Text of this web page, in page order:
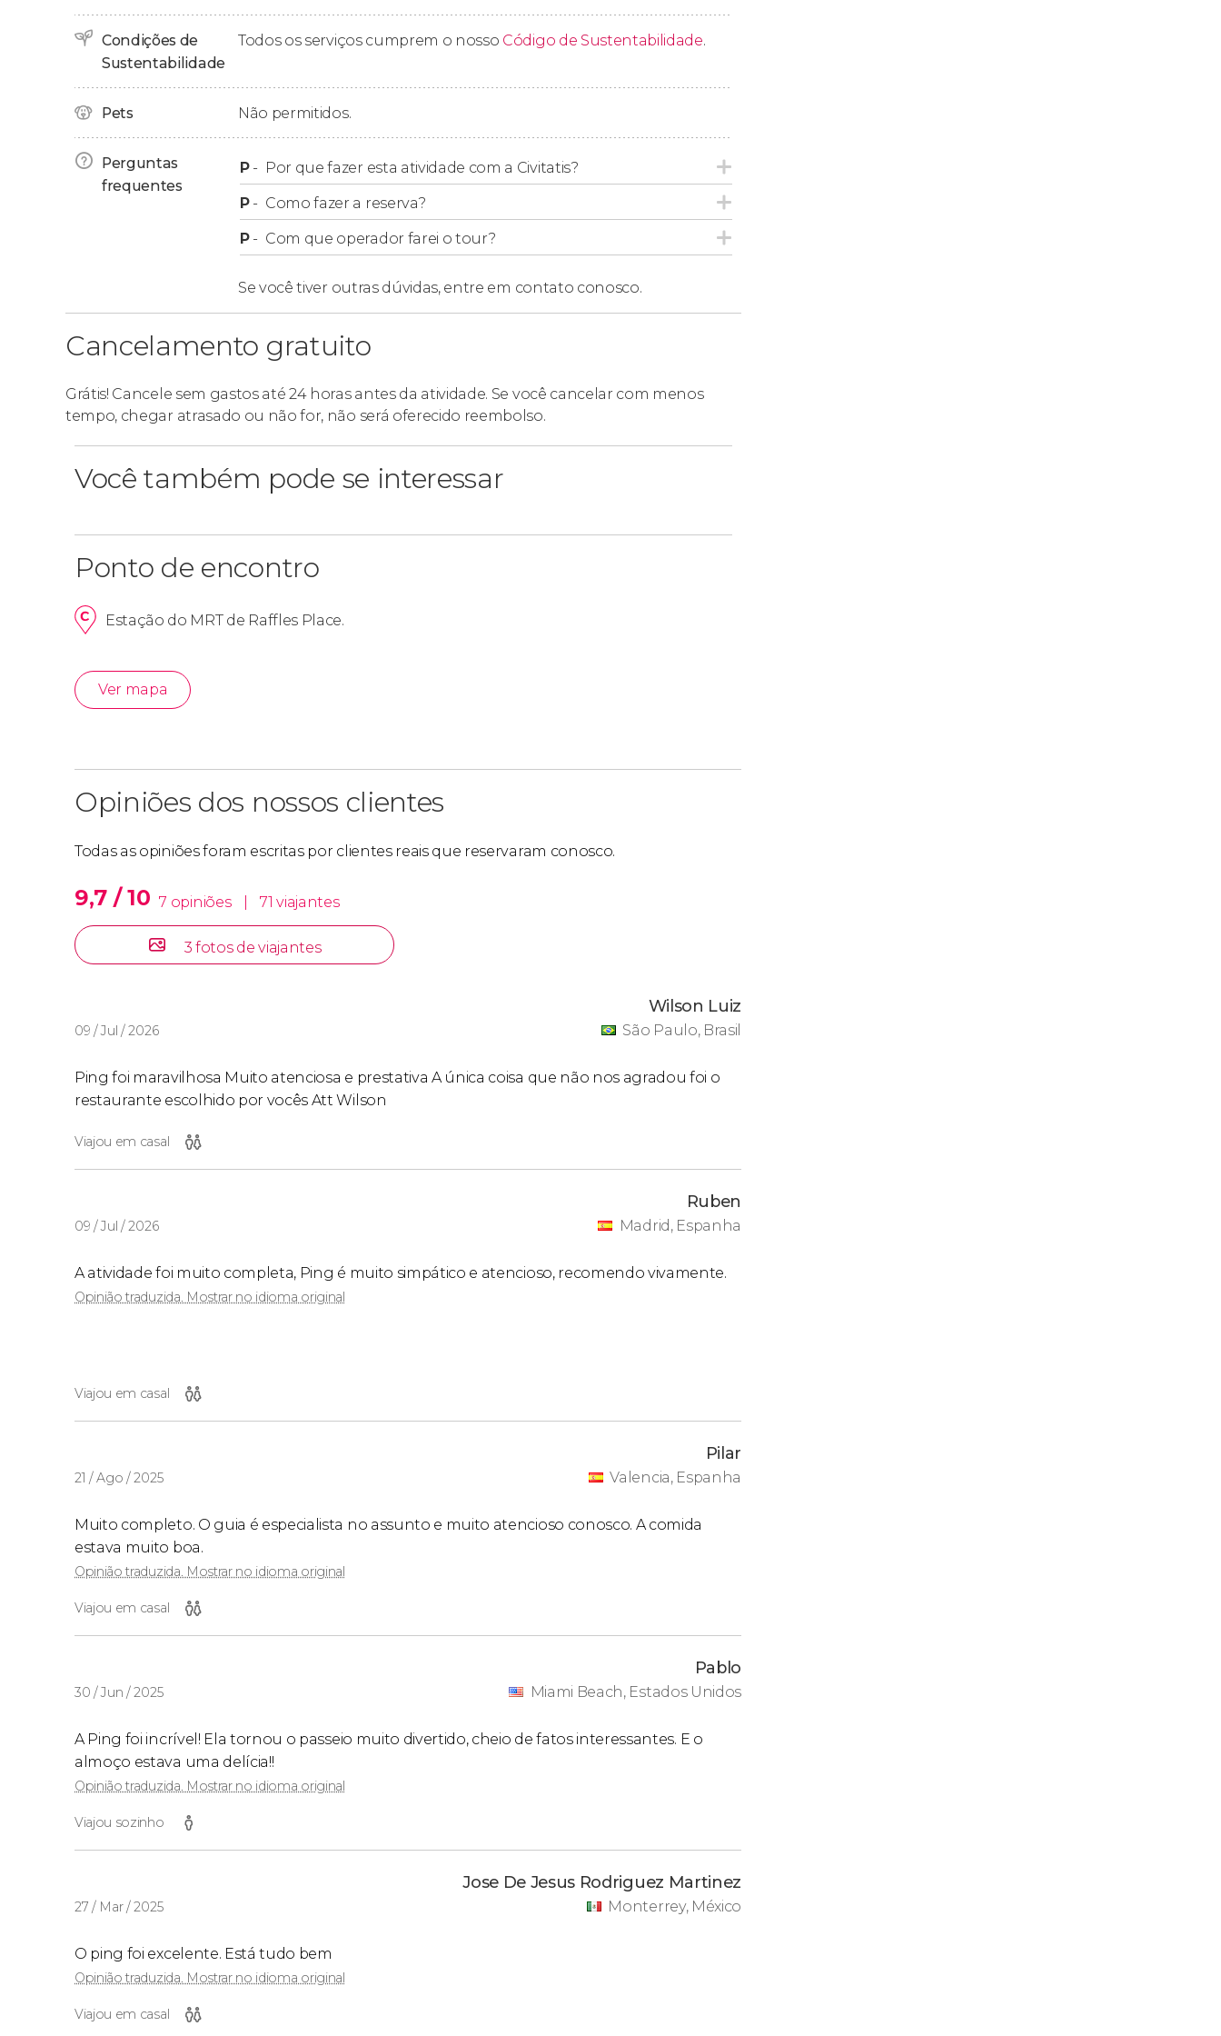
Apósalmoçar em uma das casas de massas mais antigas de Singapura, iremos em busca
dosofícios tradicionais de Chinatown
loja de unguentos. Você também poderá ver alguns dosmurais do artista Yip Yew Chong
que mostram cenas da vida cotidiana de antigamente.
Finalizaremos a visita guiada por Chinatown após um total de três horas e meia de
percurso.
Condições de
Sustentabilidade
Todos os serviços cumprem o nosso Código de Sustentabilidade.
Pets Não permitidos.
Perguntas
frequentes
P- Por que fazer esta atividade com a Civitatis?
P- Como fazer a reserva?
P- Com que operador farei o tour?
Se você tiver outras dúvidas, entre em contato conosco.
Cancelamento gratuito
Grátis! Cancele sem gastos até 24 horas antes da atividade. Se você cancelar com menos
tempo, chegar atrasado ou não for, não será oferecido reembolso.
Você também pode se interessar
Ponto de encontro
Estação do MRT de Raffles Place.
Ver mapa
Opiniões dos nossos clientes
Todas as opiniões foram escritas por clientes reais que reservaram conosco.
9,7 / 10 7 opiniões 71 viajantes
3 fotos de viajantes
09 / Jul / 2026
Wilson Luiz
São Paulo, Brasil
Ping foi maravilhosa Muito atenciosa e prestativa A única coisa que não nos agradou foi o
restaurante escolhido por vocês Att Wilson
Viajou em casal
09 / Jul / 2026
Ruben
Madrid, Espanha
A atividade foi muito completa, Ping é muito simpático e atencioso, recomendo vivamente.
Opinião traduzida. Mostrar no idioma original
Viajou em casal
21 / Ago / 2025
Pilar
Valencia, Espanha
Muito completo. O guia é especialista no assunto e muito atencioso conosco. A comida
estava muito boa.
Opinião traduzida. Mostrar no idioma original
Viajou em casal
30 / Jun / 2025
Pablo
Miami Beach, Estados Unidos
A Ping foi incrível! Ela tornou o passeio muito divertido, cheio de fatos interessantes. E o
almoço estava uma delícia!!
Opinião traduzida. Mostrar no idioma original
Viajou sozinho
27 / Mar / 2025
Jose De Jesus Rodriguez Martinez
Monterrey, México
O ping foi excelente. Está tudo bem
Opinião traduzida. Mostrar no idioma original
Viajou em casal